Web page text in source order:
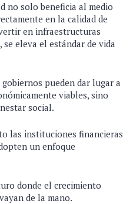
no solo beneficia al medio
en la calidad de
en infraestructuras
eleva el estándar de vida
pueden dar lugar a
viables, sino
social.
las instituciones financieras
un enfoque
donde el crecimiento
de la mano.